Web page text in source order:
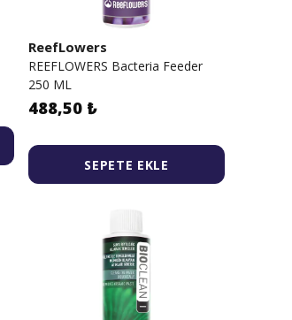
ReefLowers
REEFLOWERS Bacteria Feeder
250 ML
488,50 ₺
SEPETE EKLE